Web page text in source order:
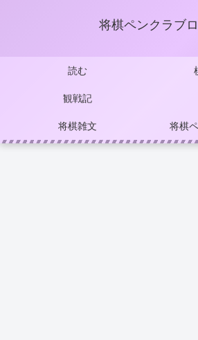
将棋ペンクラブ
読む
観戦記
将棋雑文 将棋